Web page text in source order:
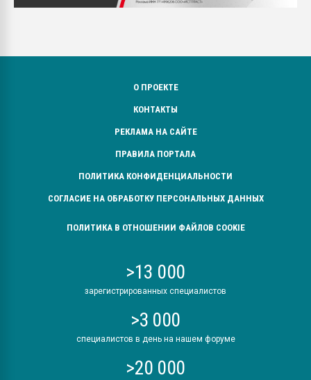
О ПРОЕКТЕ
КОНТАКТЫ
РЕКЛАМА НА САЙТЕ
ПРАВИЛА ПОРТАЛА
ПОЛИТИКА КОНФИДЕНЦИАЛЬНОСТИ
СОГЛАСИЕ НА ОБРАБОТКУ ПЕРСОНАЛЬНЫХ ДАННЫХ
ПОЛИТИКА В ОТНОШЕНИИ ФАЙЛОВ COOKIE
>13 000
зарегистрированных специалистов
>3 000
специалистов в день на нашем форуме
>20 000